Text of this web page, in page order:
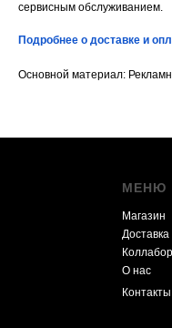
сервисным обслуживанием.
Подробнее о доставке и
Основной материал:
МЕНЮ
Магазин
О нас
Контакты